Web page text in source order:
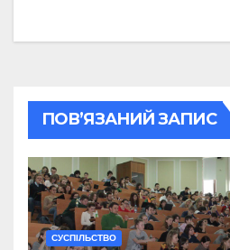
ПОВ’ЯЗАНИЙ ЗАПИС
CУСПІЛЬСТВО